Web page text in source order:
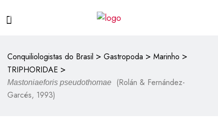
Conquiliologistas do Brasil > Gastropoda > Marinho >
TRIPHORIDAE >
Mastoniaeforis pseudothomae
(Rolán & Fernández-
Garcés, 1993)